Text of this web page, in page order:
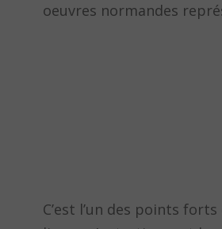
oeuvres normandes
C’est l’un des points